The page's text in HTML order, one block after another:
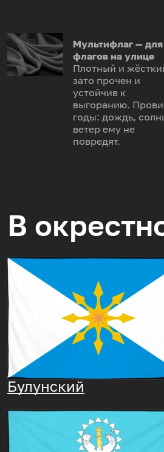
Мультифлаг — для
флагов на улице
Плотный и
зато прочен и
устойчив к
выгоранию.
годы: дождь,
ветер ему не
повредят.
В
Булунский